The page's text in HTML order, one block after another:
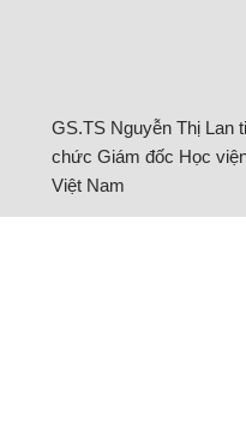
GS.TS Nguyễn Thị Lan
chức Giám đốc Học
Việt Nam